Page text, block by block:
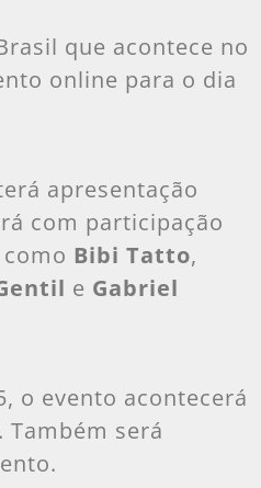
que acontece no
online para o dia
apresentação
com participação
Bibi Tatto,
e Gabriel
o evento acontecerá
será